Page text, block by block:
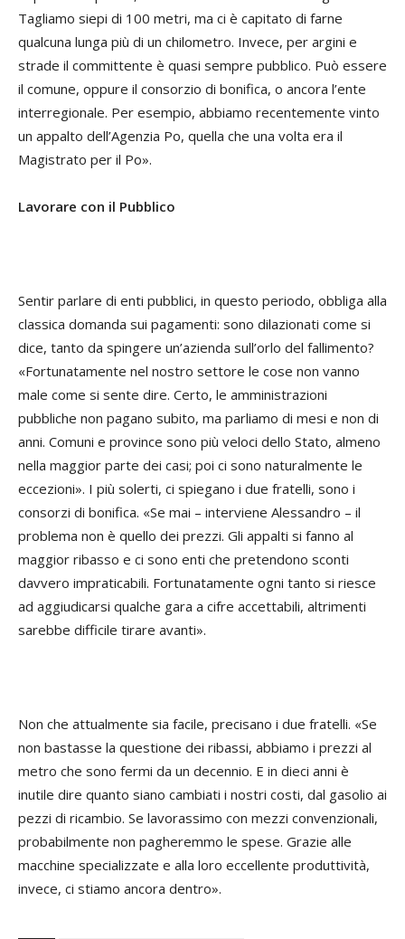
Tagliamo siepi di 100 metri, ma ci è capitato di farne
qualcuna lunga più di un chilometro. Invece, per argini e
strade il committente è quasi sempre pubblico. Può essere
il comune, oppure il consorzio di bonifica, o ancora l’ente
interregionale. Per esempio, abbiamo recentemente vinto
un appalto dell’Agenzia Po, quella che una volta era il
Magistrato per il Po».
Lavorare con il Pubblico
Sentir parlare di enti pubblici, in questo periodo, obbliga alla
classica domanda sui pagamenti: sono dilazionati come si
dice, tanto da spingere un’azienda sull’orlo del fallimento?
«Fortunatamente nel nostro settore le cose non vanno
male come si sente dire. Certo, le amministrazioni
pubbliche non pagano subito, ma parliamo di mesi e non di
anni. Comuni e province sono più veloci dello Stato, almeno
nella maggior parte dei casi; poi ci sono naturalmente le
eccezioni». I più solerti, ci spiegano i due fratelli, sono i
consorzi di bonifica. «Se mai – interviene Alessandro – il
problema non è quello dei prezzi. Gli appalti si fanno al
maggior ribasso e ci sono enti che pretendono sconti
davvero impraticabili. Fortunatamente ogni tanto si riesce
ad aggiudicarsi qualche gara a cifre accettabili, altrimenti
sarebbe difficile tirare avanti».
Non che attualmente sia facile, precisano i due fratelli. «Se
non bastasse la questione dei ribassi, abbiamo i prezzi al
metro che sono fermi da un decennio. E in dieci anni è
inutile dire quanto siano cambiati i nostri costi, dal gasolio ai
pezzi di ricambio. Se lavorassimo con mezzi convenzionali,
probabilmente non pagheremmo le spese. Grazie alle
macchine specializzate e alla loro eccellente produttività,
invece, ci stiamo ancora dentro».